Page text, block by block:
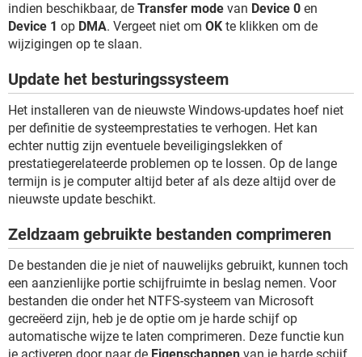
indien beschikbaar, de Transfer mode van Device 0 en
Device 1 op DMA. Vergeet niet om OK te klikken om de
wijzigingen op te slaan.
Update het besturingssysteem
Het installeren van de nieuwste Windows-updates hoef niet
per definitie de systeemprestaties te verhogen. Het kan
echter nuttig zijn eventuele beveiligingslekken of
prestatiegerelateerde problemen op te lossen. Op de lange
termijn is je computer altijd beter af als deze altijd over de
nieuwste update beschikt.
Zeldzaam gebruikte bestanden comprimeren
De bestanden die je niet of nauwelijks gebruikt, kunnen toch
een aanzienlijke portie schijfruimte in beslag nemen. Voor
bestanden die onder het NTFS-systeem van Microsoft
gecreëerd zijn, heb je de optie om je harde schijf op
automatische wijze te laten comprimeren. Deze functie kun